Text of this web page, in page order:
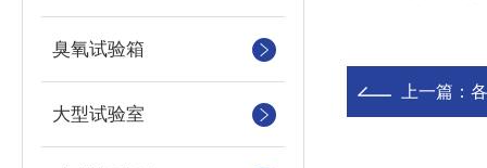
臭氧试验箱
大型试验室
上一篇：